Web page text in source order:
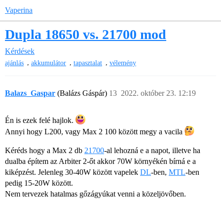
Vaperina
Dupla 18650 vs. 21700 mod
Kérdések
ajánlás , akkumulátor , tapasztalat , vélemény
Balazs_Gaspar (Balázs Gáspár) 2022. október 23. 12:19
13
Én is ezek felé hajlok.
Annyi hogy L200, vagy Max 2 100 között megy a vacila
Kéréds hogy a Max 2 db 21700-al lehozná e a napot, illetve ha
dualba építem az Arbiter 2-őt akkor 70W környékén bírná e a
kiképzést. Jelenleg 30-40W között vapelek DL-ben, MTL-ben
pedig 15-20W között.
Nem tervezek hatalmas gőzágyúkat venni a közeljövőben.